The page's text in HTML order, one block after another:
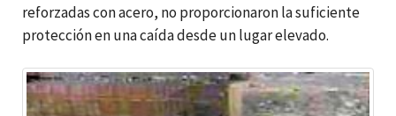
reforzadas con acero, no proporcionaron la suficiente
protección en una caída desde un lugar elevado.